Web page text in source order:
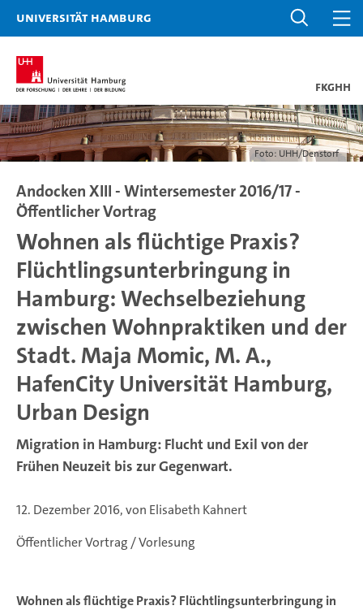
Universität Hamburg
FKGHH
Foto: UHH/Denstorf
Andocken XIII - Wintersemester 2016/17 -
Öffentlicher Vortrag
Wohnen als flüchtige Praxis?
Flüchtlingsunterbringung in
Hamburg: Wechselbeziehung
zwischen Wohnpraktiken und der
Stadt. Maja Momic, M. A.,
HafenCity Universität Hamburg,
Urban Design
Migration in Hamburg: Flucht und Exil von der
Frühen Neuzeit bis zur Gegenwart.
12. Dezember 2016, von Elisabeth Kahnert
Öffentlicher Vortrag / Vorlesung
Wohnen als flüchtige Praxis? Flüchtlingsunterbringung in